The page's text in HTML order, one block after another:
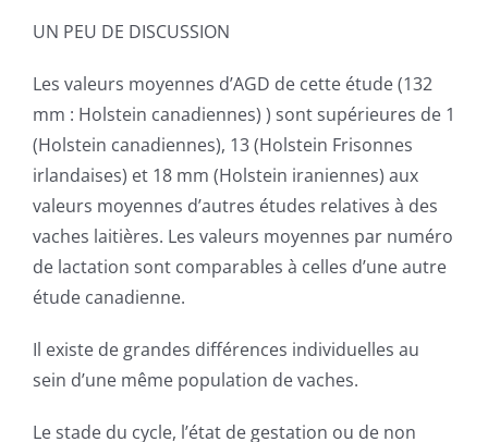
UN PEU DE DISCUSSION
Les valeurs moyennes d’AGD de cette étude (132
mm : Holstein canadiennes) ) sont supérieures de 1
(Holstein canadiennes), 13 (Holstein Frisonnes
irlandaises) et 18 mm (Holstein iraniennes) aux
valeurs moyennes d’autres études relatives à des
vaches laitières. Les valeurs moyennes par numéro
de lactation sont comparables à celles d’une autre
étude canadienne.
Il existe de grandes différences individuelles au
sein d’une même population de vaches.
Le stade du cycle, l’état de gestation ou de non